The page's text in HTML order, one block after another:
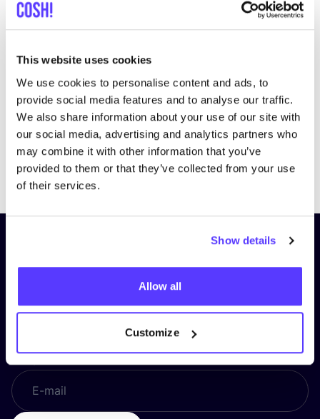
This website uses cookies
We use cookies to personalise content and ads, to
provide social media features and to analyse our traffic.
We also share information about your use of our site with
our social media, advertising and analytics partners who
may combine it with other information that you’ve
provided to them or that they’ve collected from your use
of their services.
Show details
Allow all
Customize
PreviousNext
Schrijf je in op onze nieuwsbrief
en blijf op de hoogte!